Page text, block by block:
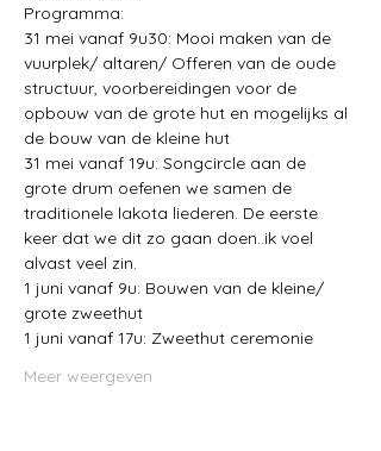
Programma:
31 mei vanaf 9u30: Mooi maken van de
vuurplek/ altaren/ Offeren van de oude
structuur, voorbereidingen voor de
opbouw van de grote hut en mogelijks al
de bouw van de kleine hut
31 mei vanaf 19u: Songcircle aan de
grote drum oefenen we samen de
traditionele lakota liederen. De eerste
keer dat we dit zo gaan doen..ik voel
alvast veel zin.
1 juni vanaf 9u: Bouwen van de kleine/
grote zweethut
1 juni vanaf 17u: Zweethut ceremonie
Meer weergeven